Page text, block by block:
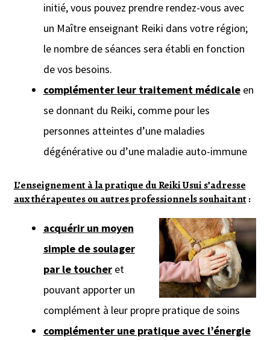
initié, vous pouvez prendre rendez-vous avec
un Maître enseignant Reiki dans votre région;
le nombre de séances sera établi en fonction
de vos besoins.
complémenter leur traitement médicaleen
se donnant du Reiki, comme pour les
personnes atteintes d’une maladies
dégénérative ou d’une maladie auto-immune
L’enseignement à la pratique du Reiki Usui s’adresse
aux thérapeutes ou autres professionnels souhaitant:
acquérir un moyen
simple de soulager
par le toucher et
pouvant apporter un
complément à leur propre pratique de soins
complémenter une pratique avec l’énergie